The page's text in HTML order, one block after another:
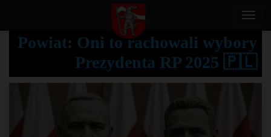
T
g
l
Powiat: Oni to rachowali wybory
Prezydenta RP 2025 🇵🇱